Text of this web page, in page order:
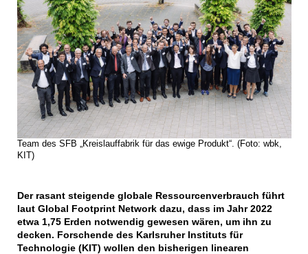
Team des SFB „Kreislauffabrik für das ewige Produkt“. (Foto: wbk,
KIT)
Der rasant steigende globale Ressourcenverbrauch führt
laut Global Footprint Network dazu, dass im Jahr 2022
etwa 1,75 Erden notwendig gewesen wären, um ihn zu
decken. Forschende des Karlsruher Instituts für
Technologie (KIT) wollen den bisherigen linearen